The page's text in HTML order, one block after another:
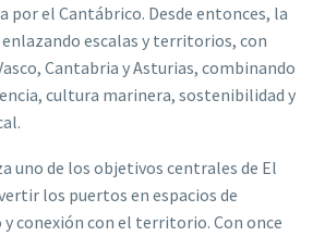
por el Cantábrico. Desde entonces, la
enlazando escalas y territorios, con
Cantabria y Asturias, combinando
cultura marinera, sostenibilidad y
uno de los objetivos centrales de El
los puertos en espacios de
conexión con el territorio. Con once